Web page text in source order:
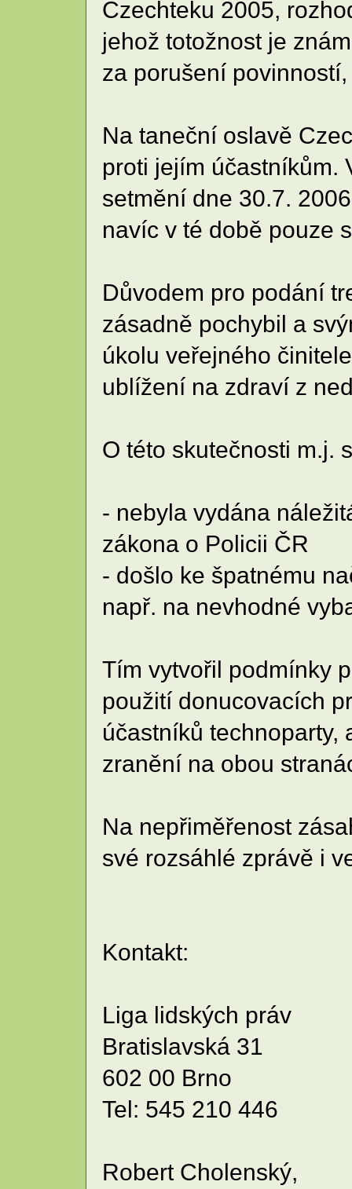
Czechteku 2005,
jehož totožnost je
za porušení
Na taneční oslavě
proti jejím účastníkům.
setmění dne 30.7.
navíc v té době pouze
Důvodem pro podání
zásadně pochybil a
úkolu veřejného
ublížení na zdraví z
O této skutečnosti m.j.
- nebyla vydána
zákona o Policii ČR
- došlo ke špatnému
např. na nevhodné
Tím vytvořil podmínky
použití donucovacích
účastníků technoparty,
zranění na obou
Na nepřiměřenost
své rozsáhlé zprávě i
Kontakt:
Liga lidských práv
Bratislavská 31
602 00 Brno
Tel: 545 210 446
Robert Cholenský,